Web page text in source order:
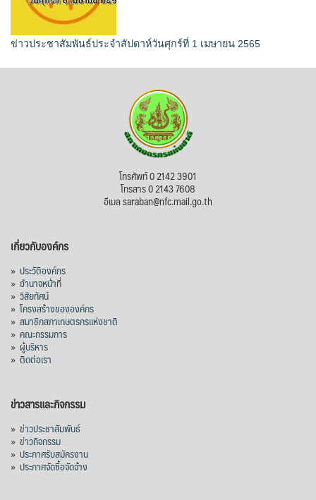
ข่าวประชาสัมพันธ์ประจำสัปดาห์วันศุกร์ที่ 1 เมษายน 2565
โทรศัพท์ 0 2142 3901
โทรสาร 0 2143 7608
อีเมล saraban@nfc.mail.go.th
เกี่ยวกับองค์กร
» ประวัติองค์กร
» อำนาจหน้าที่
» วิสัยทัศน์
» โครงสร้างขององค์กร
» สมาชิกสภาเกษตรกรแห่งชาติ
» คณะกรรมการ
» ผู้บริหาร
» ติดต่อเรา
ข่าวสารและกิจกรรม
» ข่าวประชาสัมพันธ์
» ข่าวกิจกรรม
» ประกาศรับสมัครงาน
» ประกาศจัดซื้อจัดจ้าง